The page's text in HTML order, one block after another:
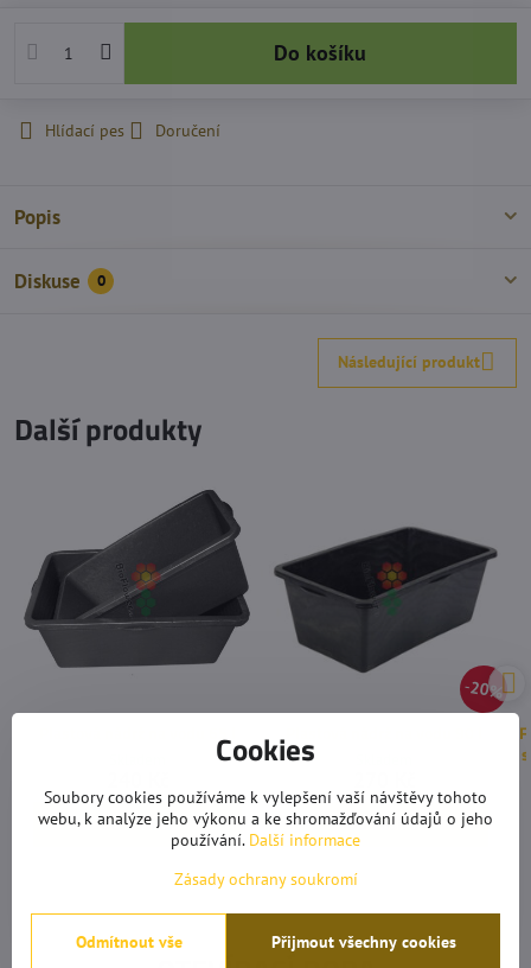
Do košíku
Hlídací pes Doručení
Popis
Diskuse 0
Následující produkt
Další produkty
Do košíku
20%
Do košíku
Cookies
Soubory cookies používáme k vylepšení vaší návštěvy tohoto
webu, k analýze jeho výkonu a ke shromažďování údajů o jeho
používání. Další informace
Zásady ochrany soukromí
Přijmout všechny cookies
Odmítnout vše